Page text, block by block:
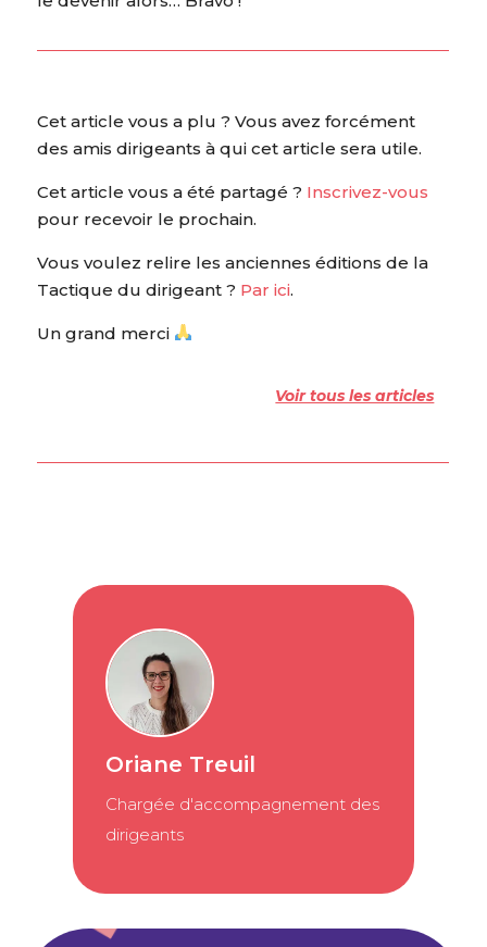
Cet article vous a plu ? Vous avez forcément
des amis dirigeants à qui cet article sera utile.
Cet article vous a été partagé ? Inscrivez-vous
pour recevoir le prochain.
Vous voulez relire les anciennes éditions de la
Tactique du dirigeant ? Par ici.
Un grand merci
Voir tous les articles
Oriane Treuil
Chargée d'accompagnement des
dirigeants